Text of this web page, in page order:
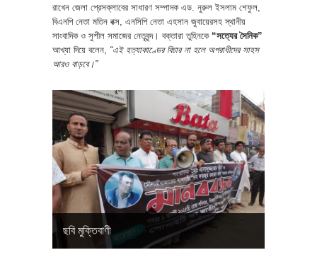
রাখেন জেলা প্রেসক্লাবের সাধারণ সম্পাদক এড. নুরুল ইসলাম শেফুল,
বিএনপি নেতা মতিন বক্স, এনসিপি নেতা এহসান জুবায়েরসহ স্থানীয়
সাংবাদিক ও সুশীল সমাজের নেতৃবৃন্দ। বক্তারা তুহিনকে“সত্যের সৈনিক”
আখ্যা দিয়ে বলেন, “এই হত্যাকাণ্ডের বিচার না হলে অপরাধীদের সাহস
আরও বাড়বে।”
ছবি মুক্তিবাণী